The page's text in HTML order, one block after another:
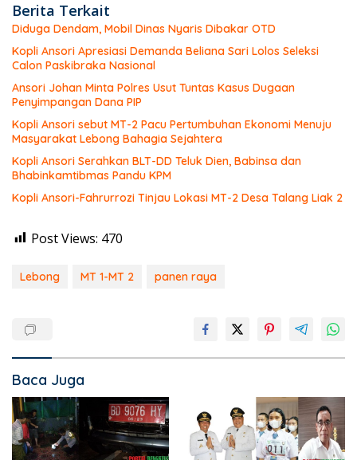
Berita Terkait
Diduga Dendam, Mobil Dinas Nyaris Dibakar OTD
Kopli Ansori Apresiasi Demanda Beliana Sari Lolos Seleksi
Calon Paskibraka Nasional
Ansori Johan Minta Polres Usut Tuntas Kasus Dugaan
Penyimpangan Dana PIP
Kopli Ansori sebut MT-2 Pacu Pertumbuhan Ekonomi Menuju
Masyarakat Lebong Bahagia Sejahtera
Kopli Ansori Serahkan BLT-DD Teluk Dien, Babinsa dan
Bhabinkamtibmas Pandu KPM
Kopli Ansori-Fahrurrozi Tinjau Lokasi MT-2 Desa Talang Liak 2
Post Views: 470
Lebong MT 1-MT 2 panen raya
Baca Juga